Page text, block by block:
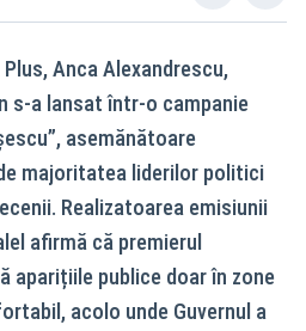
Anca Alexandrescu,
s-a lansat într-o campanie
asemănătoare
majoritatea liderilor politici
Realizatoarea emisiunii
afirmă că premierul
aparițiile publice doar în zone
acolo unde Guvernul a